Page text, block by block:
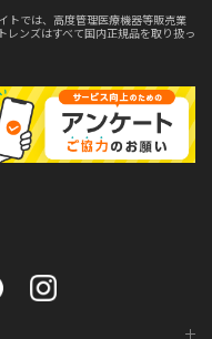
トでは、高度管理医療機器等販売業
レンズはすべて国内正規品を取り扱っ